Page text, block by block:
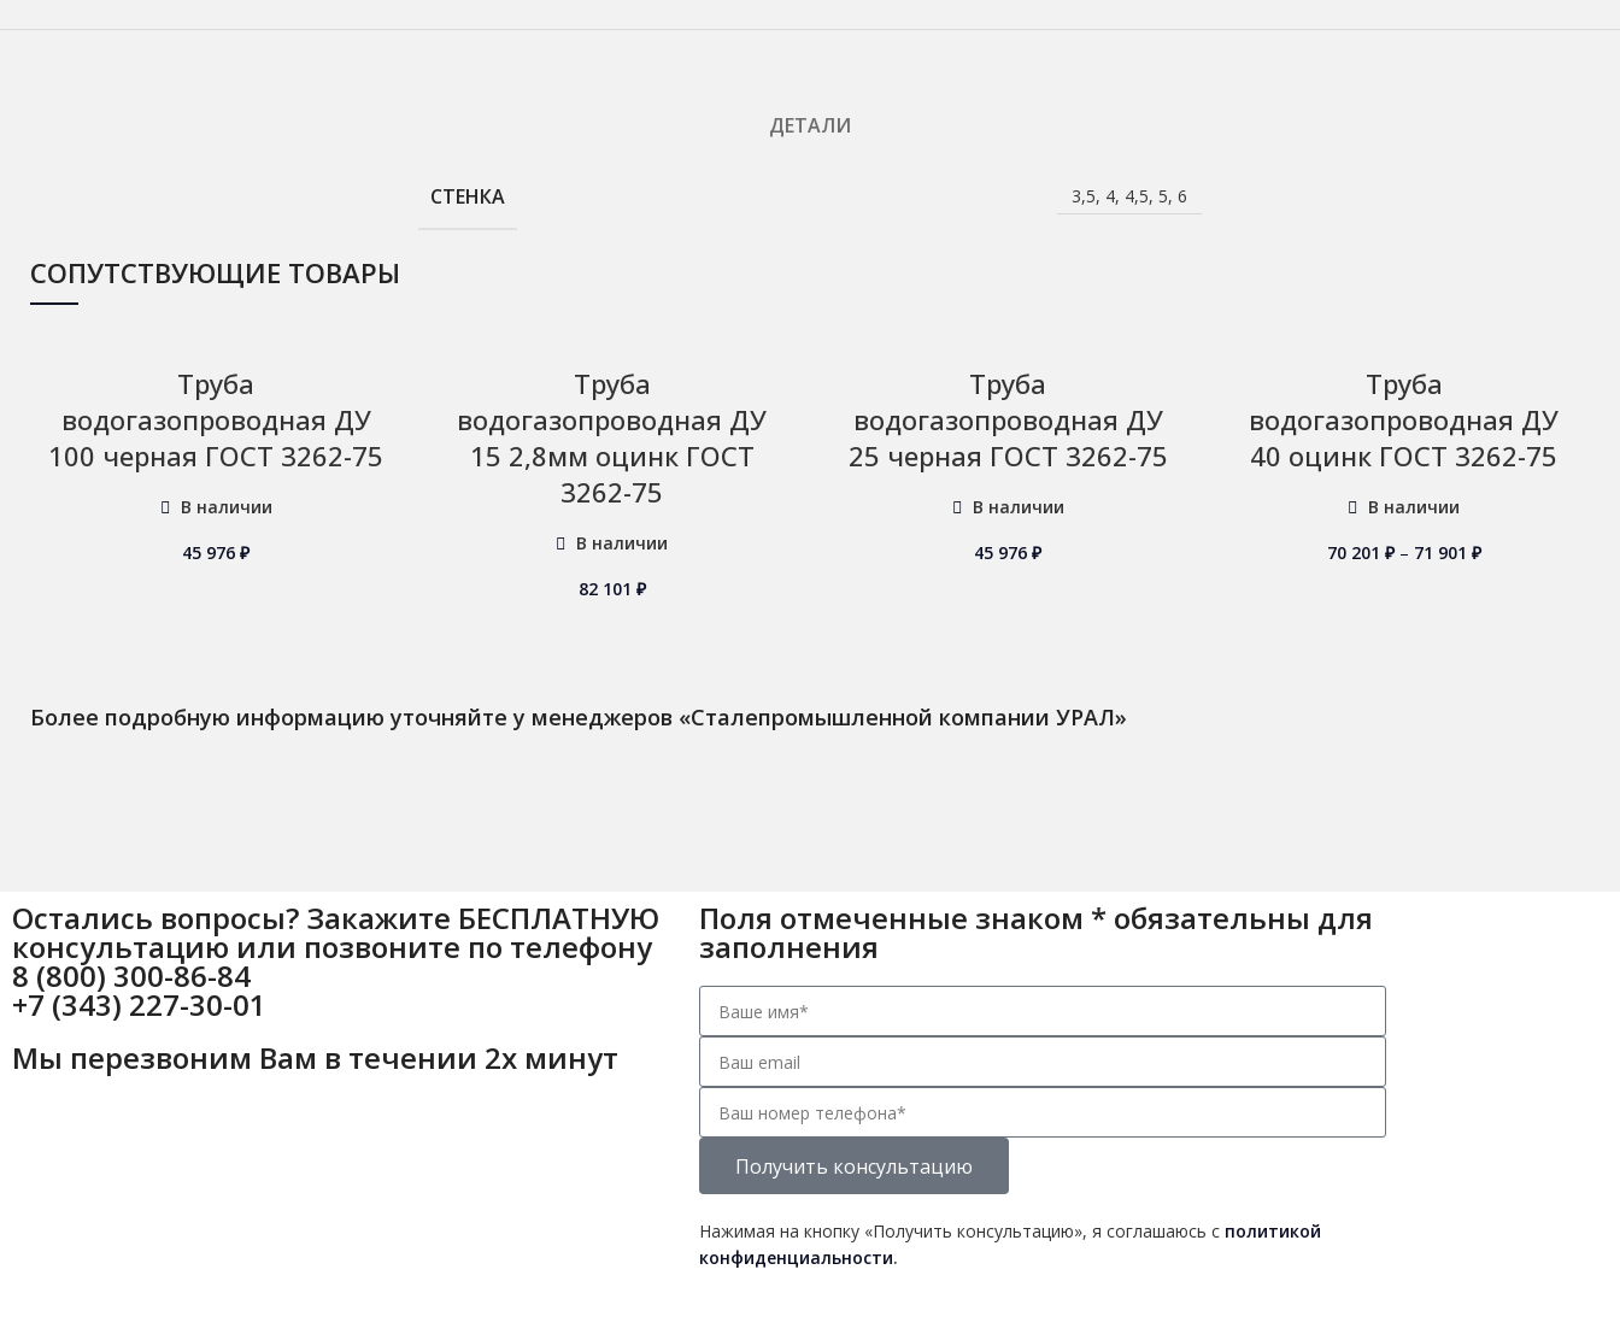
ДЕТАЛИ
СТЕНКА 3,5, 4, 4,5, 5, 6
СОПУТСТВУЮЩИЕ ТОВАРЫ
Труба
водогазопроводная ДУ
100 черная ГОСТ 3262-75
В наличии
45 976₽
Труба
водогазопроводная ДУ
15 2,8мм оцинк ГОСТ
3262-75
В наличии
82 101 ₽
Труба
водогазопроводная ДУ
25 черная ГОСТ 3262-75
В наличии
45 976₽
Труба
водогазопроводная ДУ
40 оцинк ГОСТ 3262-75
В наличии
70 201 ₽ – 71 901 ₽
Более подробную информацию уточняйте у менеджеров «Сталепромышленной компании УРАЛ»
Остались вопросы? Закажите БЕСПЛАТНУЮ
консультацию или позвоните по телефону
8 (800) 300-86-84
+7 (343) 227-30-01
Мы перезвоним Вам в течении 2х минут
Поля отмеченные знаком * обязательны для
заполнения
Получить консультацию
Нажимая на кнопку «Получить консультацию», я соглашаюсь с политикой
конфиденциальности.